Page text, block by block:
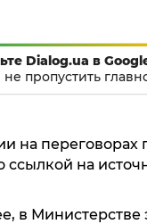
Dialog.ua в
пропустить
на переговорах
ссылкой на
в Министерстве